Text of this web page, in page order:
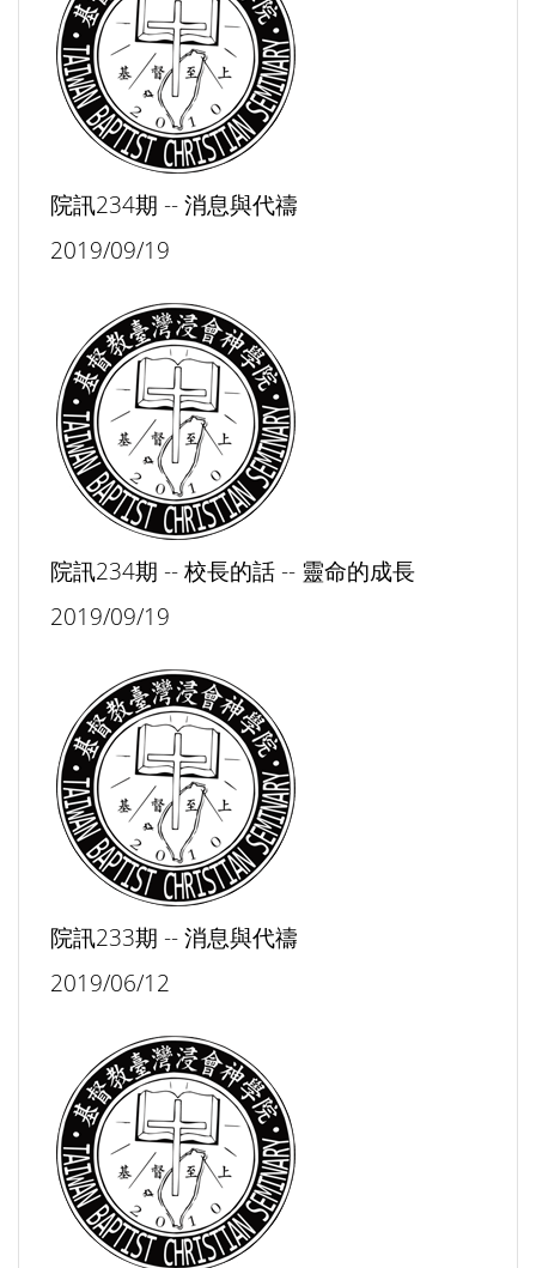
院訊234期 -- 消息與代禱
2019/09/19
院訊234期 -- 校長的話 -- 靈命的成長
2019/09/19
院訊233期 -- 消息與代禱
2019/06/12